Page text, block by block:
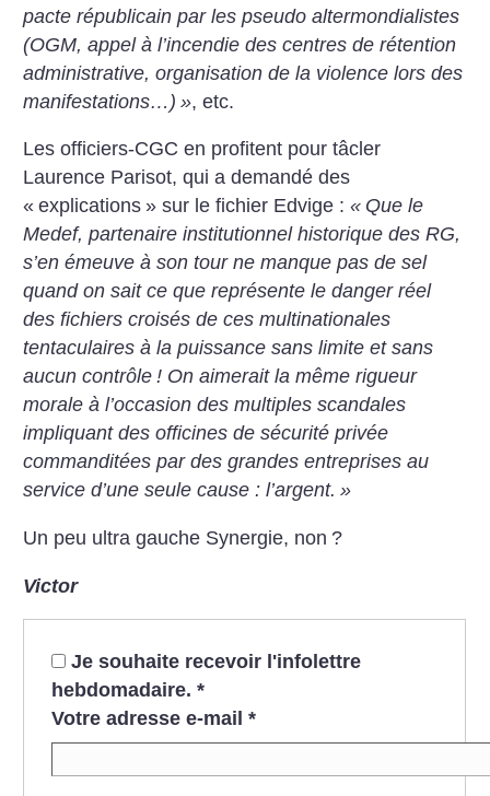
pacte républicain par les pseudo altermondialistes
(OGM, appel à l’incendie des centres de rétention
administrative, organisation de la violence lors des
manifestations…) », etc.
Les officiers-CGC en profitent pour tâcler
Laurence Parisot, qui a demandé des
« explications » sur le fichier Edvige :« Que le
Medef, partenaire institutionnel historique des RG,
s’en émeuve à son tour ne manque pas de sel
quand on sait ce que représente le danger réel
des fichiers croisés de ces multinationales
tentaculaires à la puissance sans limite et sans
aucun contrôle ! On aimerait la même rigueur
morale à l’occasion des multiples scandales
impliquant des officines de sécurité privée
commanditées par des grandes entreprises au
service d’une seule cause : l’argent. »
Un peu ultra gauche Synergie, non ?
Victor
Je souhaite recevoir l'infolettre
hebdomadaire. *
Votre adresse e-mail *